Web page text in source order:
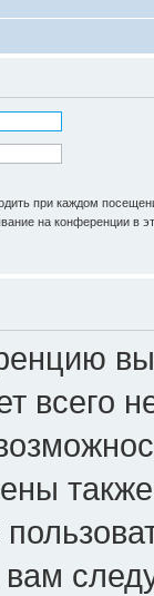
при каждом
на конференции в
всего
вам